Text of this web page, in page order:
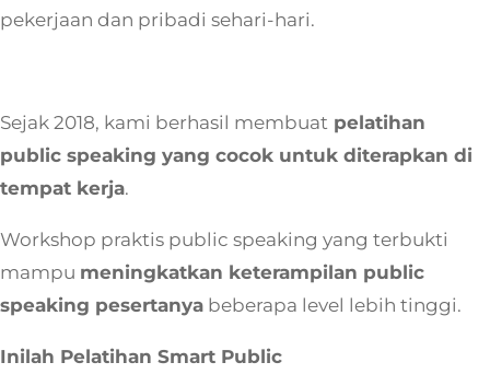
pekerjaan dan pribadi sehari-hari.
Sejak 2018, kami berhasil membuat pelatihan
public speaking yang cocok untuk diterapkan di
tempat kerja.
Workshop praktis public speaking yang terbukti
mampu meningkatkan keterampilan public
speaking pesertanya beberapa level lebih tinggi.
Inilah Pelatihan Smart Public